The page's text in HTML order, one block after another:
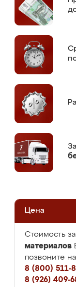
Цена
Стоимость
материалов
позвоните
8 (800) 511-
8 (926) 409-